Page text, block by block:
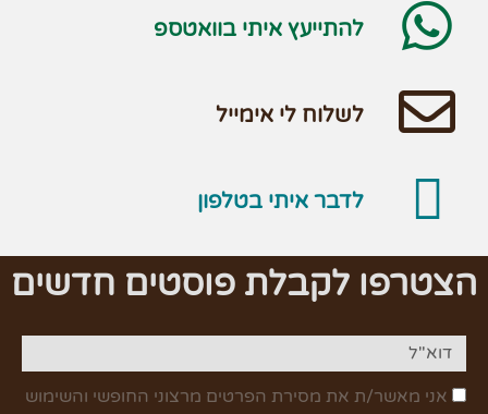
להתייעץ איתי בוואטספ
לשלוח לי אימייל
לדבר איתי בטלפון
הצטרפו לקבלת פוסטים חדשים
אני מאשר/ת את מסירת הפרטים מרצוני החופשי והשימוש